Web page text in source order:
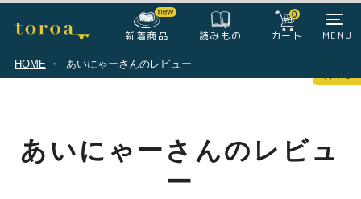
新着商品 読みもの
0
カート MENU
0
注文履歴 会員登録情報 ポイント
HOME あいにゃーさんのレビュー
あいにゃーさんのレビュ
ー